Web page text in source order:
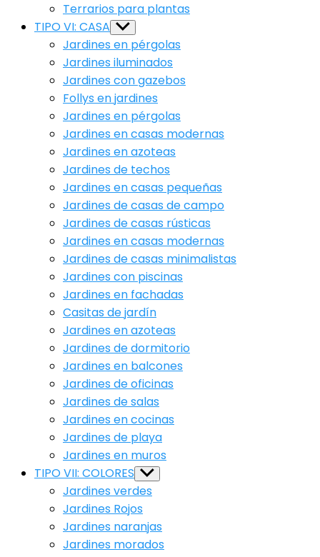
Terrarios para plantas
TIPO VI: CASA Show
sub
menu
Jardines en pérgolas
Jardines iluminados
Jardines con gazebos
Follys en jardines
Jardines en pérgolas
Jardines en casas modernas
Jardines en azoteas
Jardines de techos
Jardines en casas pequeñas
Jardines de casas de campo
Jardines de casas rústicas
Jardines en casas modernas
Jardines de casas minimalistas
Jardines con piscinas
Jardines en fachadas
Casitas de jardín
Jardines en azoteas
Jardines de dormitorio
Jardines en balcones
Jardines de oficinas
Jardines de salas
Jardines en cocinas
Jardines de playa
Jardines en muros
TIPO VII: COLORES Show
sub
menu
Jardines verdes
Jardines Rojos
Jardines naranjas
Jardines morados